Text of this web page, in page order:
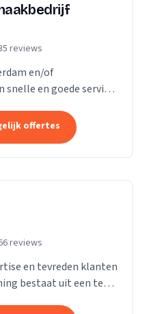
reviews
en/of
en goede service
actief in héél
offertes
reviews
en tevreden klanten
bestaat uit een team